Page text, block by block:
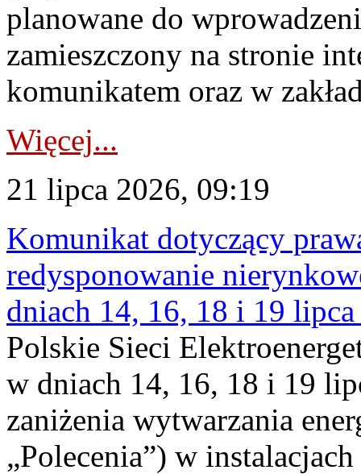
planowane do
zamieszczony na stronie
komunikatem oraz w
Więcej...
21 lipca 2026, 09:19
Komunikat dotyczący
redysponowanie
dniach 14, 16, 18 i 19
Polskie Sieci
w dniach 14, 16, 18 i 19
zaniżenia wytwarzania
„Polecenia”) w